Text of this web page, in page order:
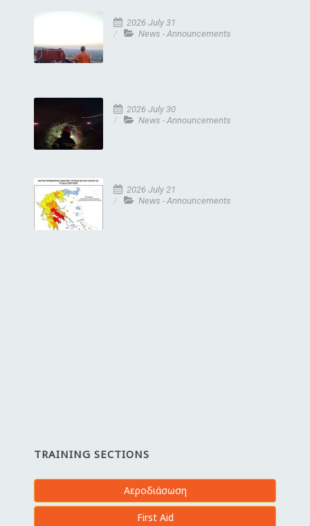
2026 July 31
News - Announcements
2026 July 30
News - Announcements
2026 July 21
News - Announcements
TRAINING SECTIONS
Αεροδιάσωση
First Aid